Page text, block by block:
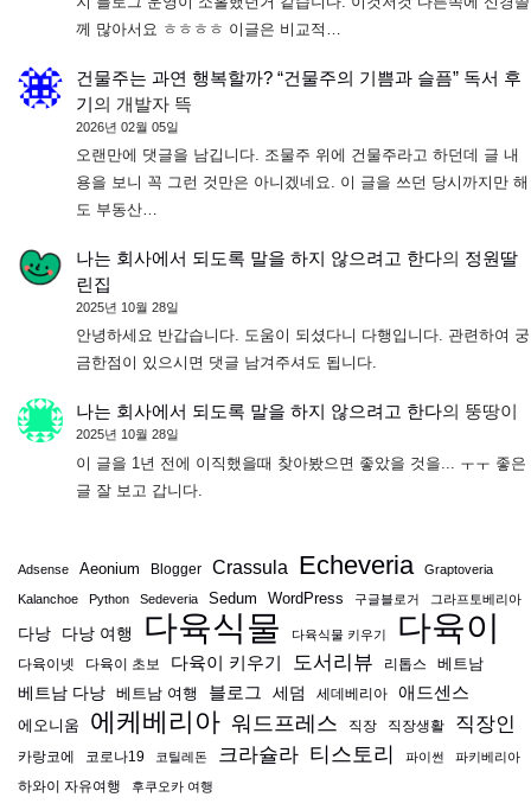
께 많아서요 ㅎㅎㅎㅎ 이글은 비교적…
건물주는 과연 행복할까? “건물주의 기쁨과 슬픔” 독서 후
기의 개발자 뜩
2026년 02월 05일
오랜만에 댓글을 남깁니다. 조물주 위에 건물주라고 하던데 글 내
용을 보니 꼭 그런 것만은 아니겠네요. 이 글을 쓰던 당시까지만 해
도 부동산…
나는 회사에서 되도록 말을 하지 않으려고 한다의 정원딸
린집
2025년 10월 28일
안녕하세요 반갑습니다. 도움이 되셨다니 다행입니다. 관련하여 궁
금한점이 있으시면 댓글 남겨주셔도 됩니다.
나는 회사에서 되도록 말을 하지 않으려고 한다의 뚱땅이
2025년 10월 28일
이 글을 1년 전에 이직했을때 찾아봤으면 좋았을 것을... ㅜㅜ 좋은
글 잘 보고 갑니다.
Adsense Aeonium Blogger Crassula Echeveria Graptoveria
Kalanchoe Python Sedeveria Sedum WordPress 구글블로거 그라프토베리아
다낭 다낭 여행 다육식물 다육식물 키우기 다육이
다육이넷 다육이 초보 다육이 키우기 도서리뷰 리톱스
베트남
베트남 다낭 베트남 여행 블로그 세덤 세데베리아 애드센스
에오니움 에케베리아 워드프레스 직장 직장생활 직장인
카랑코에 코로나19 코틸레돈 크라슐라 티스토리 파이썬 파키베리아
하와이 자유여행 후쿠오카 여행